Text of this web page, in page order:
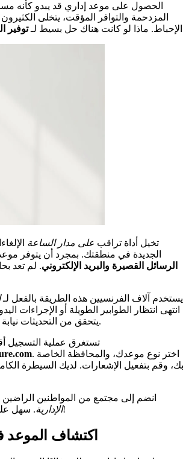
الحصول على موعد إداري قد يبدو كأنه
المزدحمة والتوافر المؤقت، يتخلى
الإحباط. ماذا لو كانت هناك حل بسيط لـتوفير
تخيل أداة تراقب على مدار الساعة
الجديدة في منطقتك. بمجرد أن يتوفر
الرسائل القصيرة والبريد الإلكتروني. لم تعد
يستخدم آلاف الفرنسيين هذه الطريقة بالفعل لـ
انتهى انتظار الطوابير الطويلة أو الإجراءات
يتحقق من التحديثات نيابة عنك، حتى في الليل.
تستغرق عملية التسجيل
. اختر نوع موعدك، والمحافظة الخاصة
بك، وقم بتفعيل الإشعارات. لديك السيطرة
انضم إلى مجتمع من المواطنين الراضين
الإدارية. سهل على نفسك الحياة الآن!
اكتشاف